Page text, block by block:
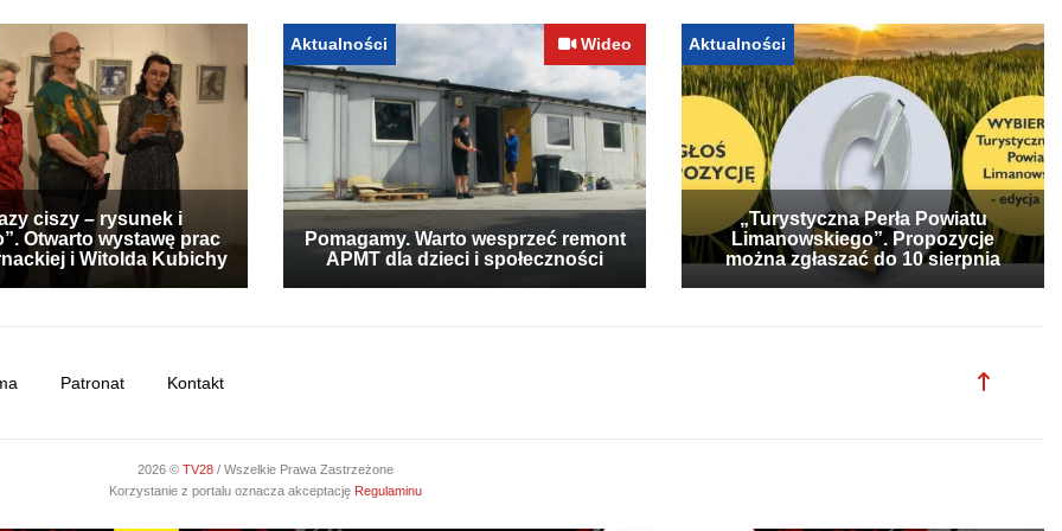
ciszy – rysunek i
Otwarto wystawę prac
i Witolda Kubichy
Aktualności Wideo
Pomagamy. Warto wesprzeć remont
APMT dla dzieci i społeczności
Aktualności
„Turystyczna Perła Powiatu
Limanowskiego”. Propozycje
można zgłaszać do 10 sierpnia
Patronat Kontakt
2026 © TV28 / Wszelkie Prawa Zastrzeżone
Korzystanie z portalu oznacza akceptację Regulaminu